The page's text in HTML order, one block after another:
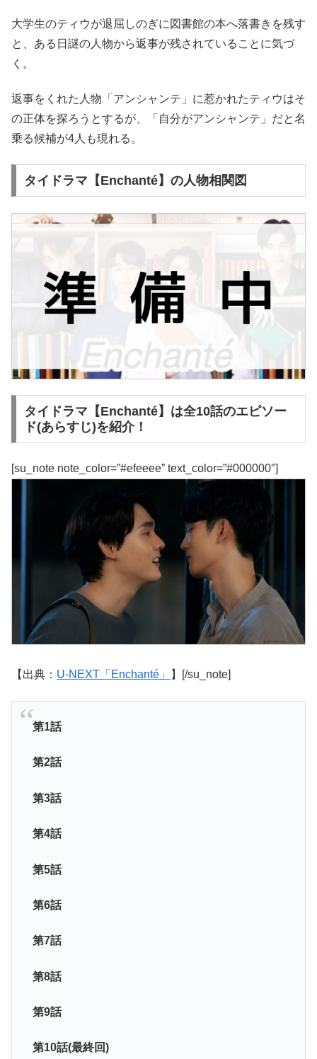
大学生のティウが退屈しのぎに図書館の本へ落書きを残す
と、ある日謎の人物から返事が残されていることに気づ
く。
返事をくれた人物「アンシャンテ」に惹かれたティウはそ
の正体を探ろうとするが、「自分がアンシャンテ」だと名
乗る候補が4人も現れる。
タイドラマ【Enchanté】の人物相関図
タイドラマ【Enchanté】は全10話のエピソー
ド(あらすじ)を紹介！
[su_note note_color=”#efeeee” text_color=”#000000″]
【出典： U-NEXT「Enchanté」 】[/su_note]
第1話
第2話
第3話
第4話
第5話
第6話
第7話
第8話
第9話
第10話(最終回)